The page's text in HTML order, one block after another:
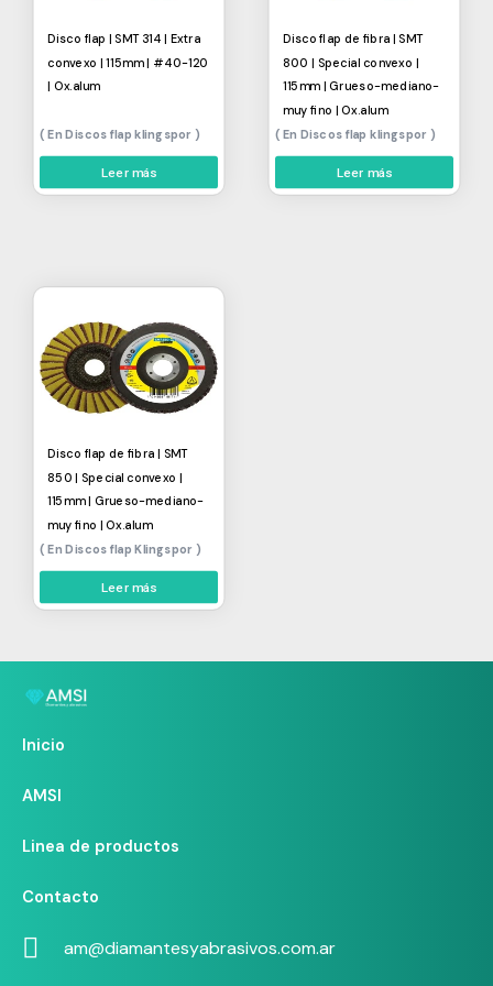
Disco flap | SMT 314 | Extra
convexo | 115mm | #40-120
| Ox.alum
Discos flap klingspor
Leer más
Disco flap de fibra | SMT
800 | Special convexo |
115mm | Grueso-mediano-
muy fino | Ox.alum
Discos flap klingspor
Leer más
Disco flap de fibra | SMT
850 | Special convexo |
115mm | Grueso-mediano-
muy fino | Ox.alum
Discos flap Klingspor
Leer más
Inicio
AMSI
Linea de productos
Contacto
am@diamantesyabrasivos.com.ar